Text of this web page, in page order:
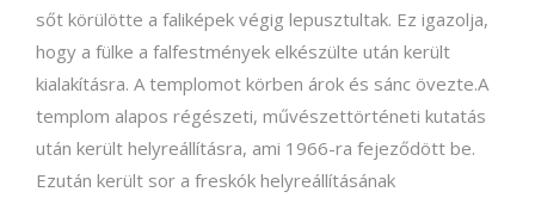
sőt körülötte a faliképek végig lepusztultak. Ez igazolja,
hogy a fülke a falfestmények elkészülte után került
kialakításra. A templomot körben árok és sánc övezte.A
templom alapos régészeti, művészettörténeti kutatás
után került helyreállításra, ami 1966-ra fejeződött be.
Ezután került sor a freskók helyreállításának